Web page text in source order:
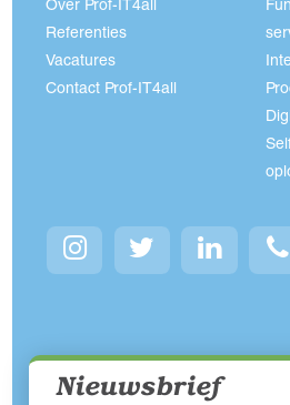
Over Prof-IT4all
Referenties
Vacatures
Contact Prof-IT4all
Nieuwsbrief